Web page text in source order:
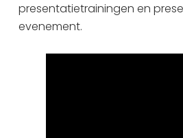
presentatietrainingen en
evenement.